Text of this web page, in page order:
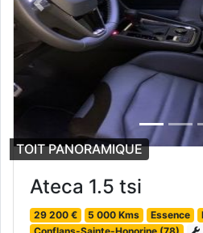
Previous
TOIT PANORAMIQUE
Ateca 1.5 tsi
29 200 € 5 000 Kms Essence